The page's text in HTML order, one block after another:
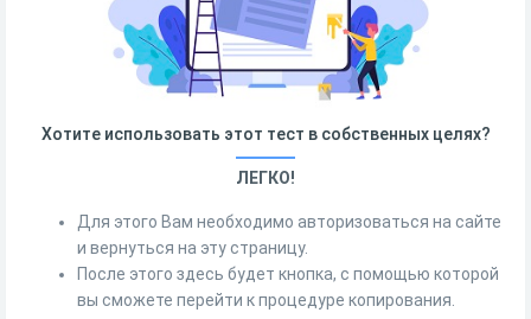
Хотите использовать этот тест в собственных целях?
ЛЕГКО!
Для этого Вам необходимо авторизоваться на сайте
и вернуться на эту страницу.
После этого здесь будет кнопка, с помощью которой
вы сможете перейти к процедуре копирования.